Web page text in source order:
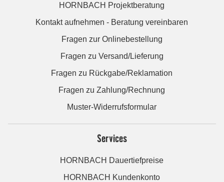
HORNBACH Projektberatung
Kontakt aufnehmen - Beratung vereinbaren
Fragen zur Onlinebestellung
Fragen zu Versand/Lieferung
Fragen zu Rückgabe/Reklamation
Fragen zu Zahlung/Rechnung
Muster-Widerrufsformular
Services
HORNBACH Dauertiefpreise
HORNBACH Kundenkonto